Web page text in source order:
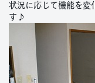
状況に応じて機能を変
す♪